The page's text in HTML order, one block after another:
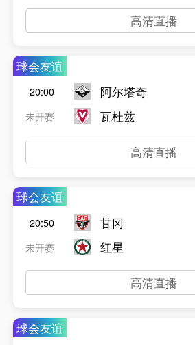
高清直播
球会友谊
20:00
未开赛
阿尔塔奇
瓦杜兹
高清直播
球会友谊
20:50
未开赛
甘冈
红星
高清直播
球会友谊